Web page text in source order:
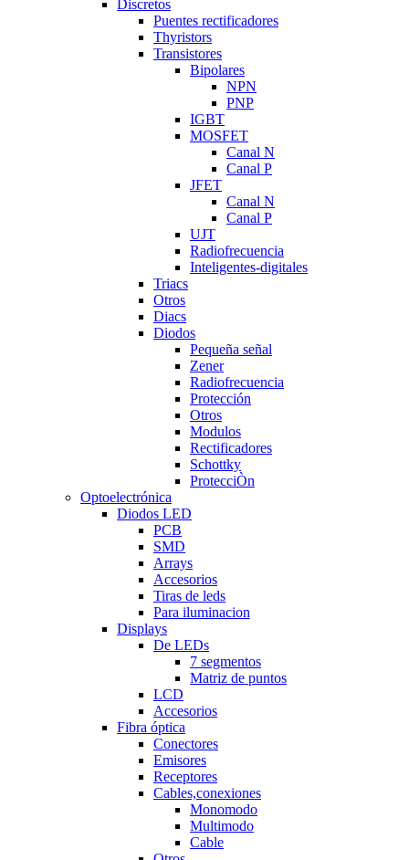
Discretos
Puentes rectificadores
Thyristors
Transistores
Bipolares
NPN
PNP
IGBT
MOSFET
Canal N
Canal P
JFET
Canal N
Canal P
UJT
Radiofrecuencia
Inteligentes-digitales
Triacs
Otros
Diacs
Diodos
Pequeña señal
Zener
Radiofrecuencia
Protección
Otros
Modulos
Rectificadores
Schottky
ProtecciÒn
Optoelectrónica
Diodos LED
PCB
SMD
Arrays
Accesorios
Tiras de leds
Para iluminacion
Displays
De LEDs
7 segmentos
Matriz de puntos
LCD
Accesorios
Fibra óptica
Conectores
Emisores
Receptores
Cables,conexiones
Monomodo
Multimodo
Cable